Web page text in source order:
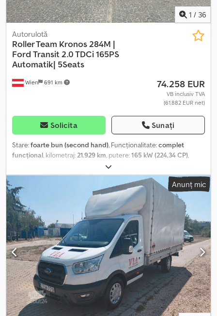
1 / 36
Wien 691 km
Autorulotă
Roller Team Kronos 284M |
Ford Transit 2.0 TDCi 165PS
Automatik| 5Seats
74.258 EUR
VB inclusiv TVA
(61.882 EUR net)
Solicita Sunați
Stare:foarte bun (second hand), Funcționalitate:complet
funcțional, kilometraj:21.929 km, putere:165 kW (224,34 CP),
, număr de locuri:
tip de angrenaj:automat, culoare:alb, lungime totală:7.450 mm,
lățime totală:
, înălțime totală:3.200 mm , configurație ax:
2 axe
Euro 6, greutate totală: 3.500 kg
, greutatea
goală:
, poziția volanului: stânga
, numărul de proprietari
anteriori:1 , An de fabricație:2025, număr mașină/vehicul:
WF0DXXTTRDSJ34552 , Dotări:
ABS, aer condiționat, airbag,
anvelope all-season, aranjament de scaune central, baie,
bucătărie la bord, duș, garanție pentru vehicule second-hand,
istoric complet de service, pat de o persoană, pat de ridicare,
paturi de o persoană, program electronic de stabilitate (ESP),
proiectoare de ceață, servodirecție, închidere centralizată,
încălzitor staționar, înmatriculare auto, Se vinde o autorulotă
bine întreținută Roller Team Kronos 284M, montată pe un șasiu
FORD Transit 2.0 TDCi, 165 CP, cu transmisie automată și dotări
Anunț mic